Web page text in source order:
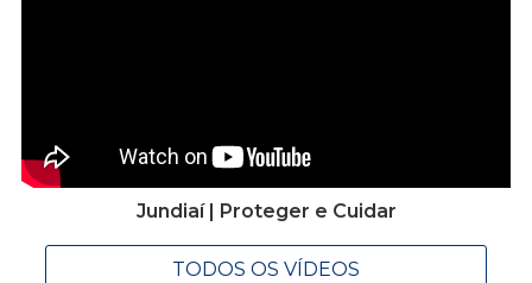
Jundiaí | Proteger e Cuidar
TODOS OS VÍDEOS